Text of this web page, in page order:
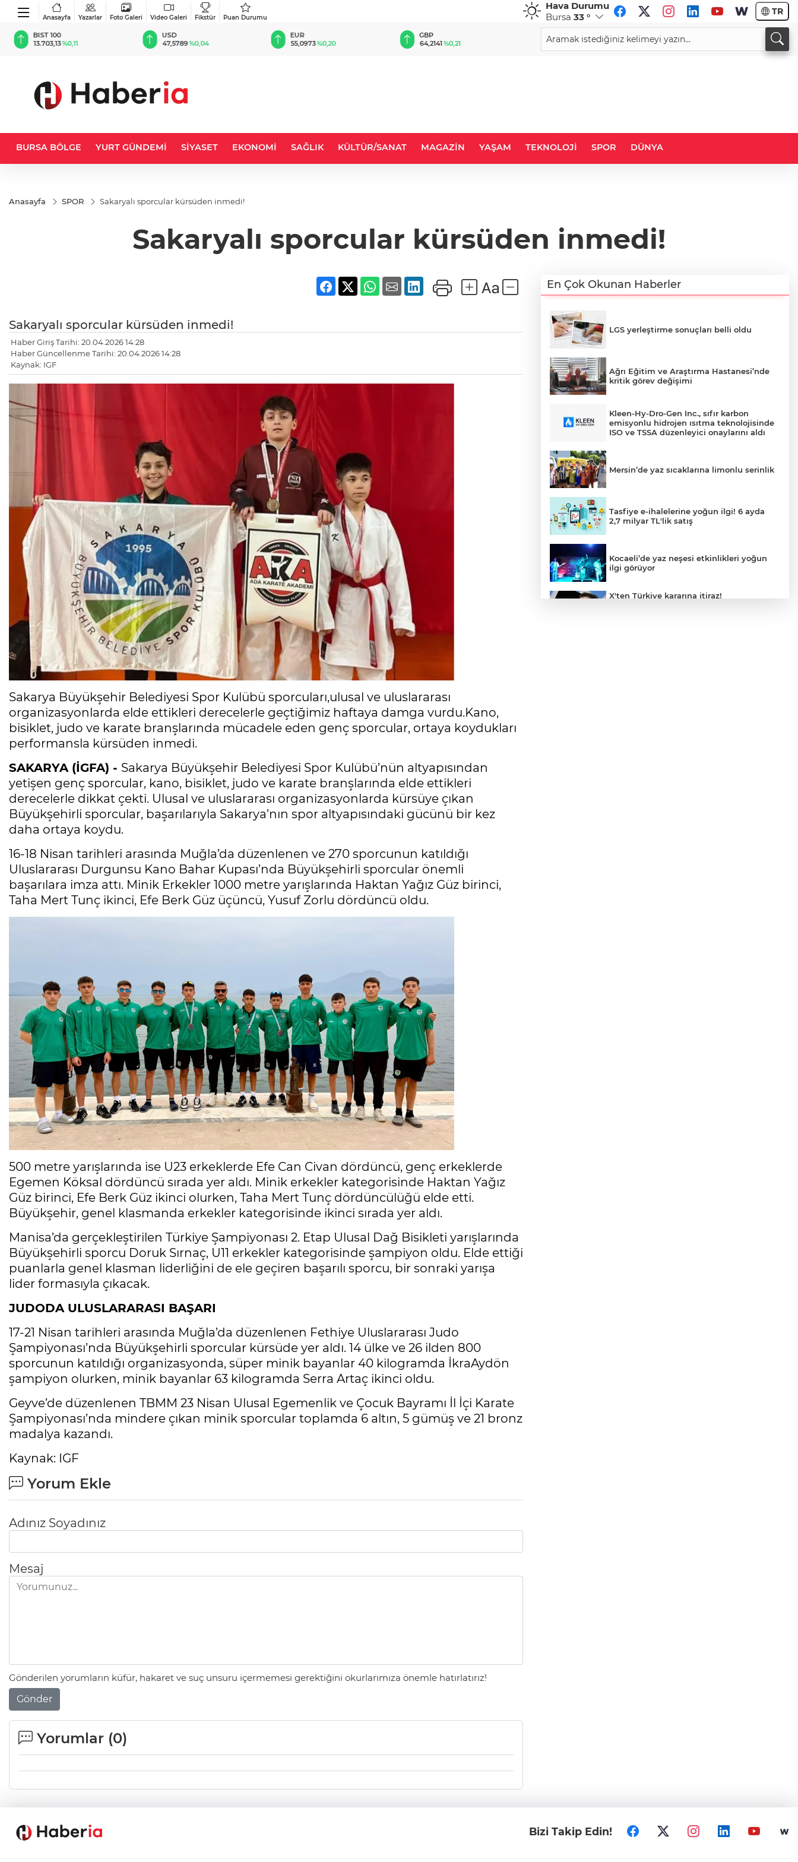
Anasayfa Yazarlar Foto Galeri Video Galeri Fikstür Puan Durumu
Hava Durumu
Bursa 33 ° TR
BIST 100
13.703,13%0,11
USD
47,5789%0,04
EUR
55,0973%0,20
GBP
64,2141%0,21
CHF
58,9797%0,10
33,9601
BURSA BÖLGE YURT GÜNDEMİ SİYASET EKONOMİ SAĞLIK KÜLTÜR/SANAT MAGAZİN YAŞAM TEKNOLOJİ SPOR DÜNYA
Anasayfa SPOR Sakaryalı sporcular kürsüden inmedi!
Sakaryalı sporcular kürsüden inmedi!
Sakaryalı sporcular kürsüden inmedi!
Haber Giriş Tarihi: 20.04.2026 14:28
Haber Güncellenme Tarihi: 20.04.2026 14:28
Kaynak: IGF
Sakarya Büyükşehir Belediyesi Spor Kulübü sporcuları,ulusal ve uluslararası
organizasyonlarda elde ettikleri derecelerle geçtiğimiz haftaya damga vurdu.Kano,
bisiklet, judo ve karate branşlarında mücadele eden genç sporcular, ortaya koydukları
performansla kürsüden inmedi.
SAKARYA (İGFA) - Sakarya Büyükşehir Belediyesi Spor Kulübü’nün altyapısından
yetişen genç sporcular, kano, bisiklet, judo ve karate branşlarında elde ettikleri
derecelerle dikkat çekti. Ulusal ve uluslararası organizasyonlarda kürsüye çıkan
Büyükşehirli sporcular, başarılarıyla Sakarya’nın spor altyapısındaki gücünü bir kez
daha ortaya koydu.
16-18 Nisan tarihleri arasında Muğla’da düzenlenen ve 270 sporcunun katıldığı
Uluslararası Durgunsu Kano Bahar Kupası’nda Büyükşehirli sporcular önemli
başarılara imza attı. Minik Erkekler 1000 metre yarışlarında Haktan Yağız Güz birinci,
Taha Mert Tunç ikinci, Efe Berk Güz üçüncü, Yusuf Zorlu dördüncü oldu.
500 metre yarışlarında ise U23 erkeklerde Efe Can Civan dördüncü, genç erkeklerde
Egemen Köksal dördüncü sırada yer aldı. Minik erkekler kategorisinde Haktan Yağız
Güz birinci, Efe Berk Güz ikinci olurken, Taha Mert Tunç dördüncülüğü elde etti.
Büyükşehir, genel klasmanda erkekler kategorisinde ikinci sırada yer aldı.
Manisa’da gerçekleştirilen Türkiye Şampiyonası 2. Etap Ulusal Dağ Bisikleti yarışlarında
Büyükşehirli sporcu Doruk Sırnaç, U11 erkekler kategorisinde şampiyon oldu. Elde ettiği
puanlarla genel klasman liderliğini de ele geçiren başarılı sporcu, bir sonraki yarışa
lider formasıyla çıkacak.
JUDODA ULUSLARARASI BAŞARI
17-21 Nisan tarihleri arasında Muğla’da düzenlenen Fethiye Uluslararası Judo
Şampiyonası’nda Büyükşehirli sporcular kürsüde yer aldı. 14 ülke ve 26 ilden 800
sporcunun katıldığı organizasyonda, süper minik bayanlar 40 kilogramda İkraAydön
şampiyon olurken, minik bayanlar 63 kilogramda Serra Artaç ikinci oldu.
Geyve’de düzenlenen TBMM 23 Nisan Ulusal Egemenlik ve Çocuk Bayramı İl İçi Karate
Şampiyonası’nda mindere çıkan minik sporcular toplamda 6 altın, 5 gümüş ve 21 bronz
madalya kazandı.
Kaynak: IGF
Yorum Ekle
Adınız Soyadınız
Mesaj
Gönderilen yorumların küfür, hakaret ve suç unsuru içermemesi gerektiğini okurlarımıza önemle hatırlatırız!
Gönder
Yorumlar (0)
En Çok Okunan Haberler
LGS yerleştirme sonuçları belli oldu
Ağrı Eğitim ve Araştırma Hastanesi’nde
kritik görev değişimi
Kleen-Hy-Dro-Gen Inc., sıfır karbon
emisyonlu hidrojen ısıtma teknolojisinde
ISO ve TSSA düzenleyici onaylarını aldı
Mersin’de yaz sıcaklarına limonlu serinlik
Tasfiye e-ihalelerine yoğun ilgi! 6 ayda
2,7 milyar TL'lik satış
Kocaeli’de yaz neşesi etkinlikleri yoğun
ilgi görüyor
X'ten Türkiye kararına itiraz!
Bizi Takip Edin!